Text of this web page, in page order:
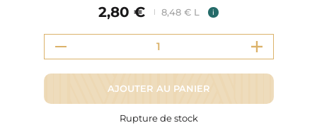
2,80 € 8,48 € L i
AJOUTER AU PANIER
Rupture de stock